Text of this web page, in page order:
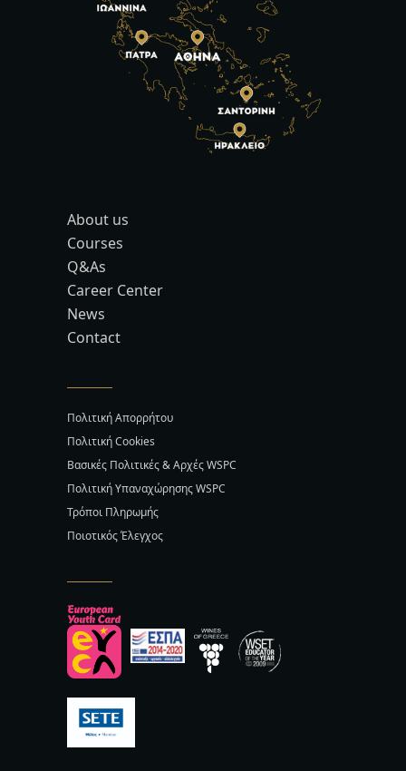
About us
Courses
Q&As
Career Center
News
Contact
Πολιτική Απορρήτου
Πολιτική Cookies
Βασικές Πολιτικές & Αρχές WSPC
Πολιτική Υπαναχώρησης WSPC
Τρόποι Πληρωμής
Ποιοτικός Έλεγχος